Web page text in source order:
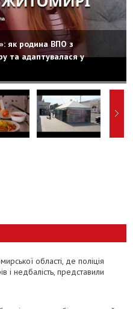
як родина ВПО з
та адаптувалася у
області, де поліція
і недбалість, представили